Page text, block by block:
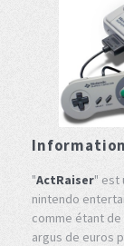
"ActRaiser" est
nintendo
comme étant
argus de euros